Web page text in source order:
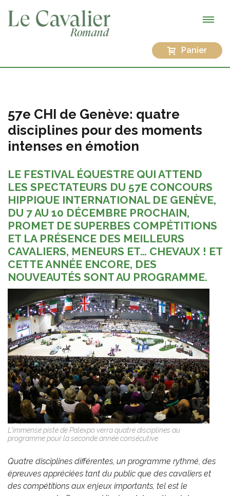
Panier
57e CHI de Genève: quatre
disciplines pour des moments
intenses en émotion
LE FESTIVAL ÉQUESTRE QUI ATTEND
LES SPECTATEURS DU 57E CONCOURS
HIPPIQUE INTERNATIONAL DE GENÈVE,
DU 7 AU 10 DÉCEMBRE PROCHAIN,
PROMET DE SUPERBES COMPÉTITIONS
ET LA PRÉSENCE DES MEILLEURS
CAVALIERS, MENEURS ET… CHEVAUX ! ET
CETTE ANNÉE ENCORE, DES
NOUVEAUTÉS SONT AU PROGRAMME.
L'immense piste de Palexpo verra quatre disciplines au
programme pour la seconde année consécutive
Quatre disciplines différentes, un programme rythmé, des
épreuves appréciées tant du public que des cavaliers et
des compétitions aux enjeux importants, tel est le